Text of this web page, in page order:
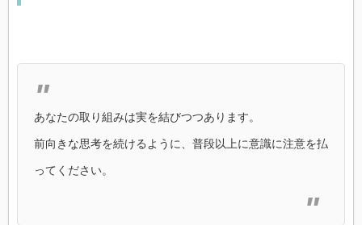
あなたの取り組みは実を結びつつあります。
前向きな思考を続けるように、普段以上に意識に注意を払
ってください。